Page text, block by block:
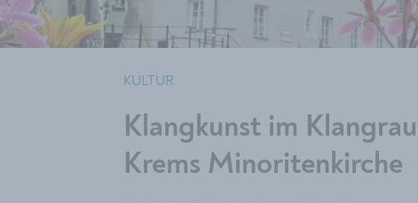
KULTUR
Klangkunst im
Krems Minoritenkirche